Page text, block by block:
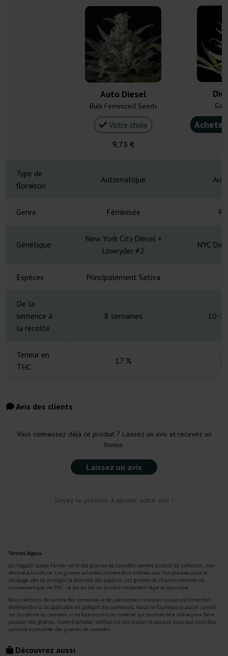
Auto Diesel
Bulk Feminized Seeds
Votre choix
9,75 €
Type de
floraison
Automatique
Genre Féminisée
Génétique
New York City Diesel ×
Lowryder #2
NYC
Espèces Principalement Sativa
De la
semence à
la récolte
8 semaines 10-
Teneur en
THC
17 %
Avis des clients
Vous connaissez déjà ce produit ? Laissez un avis et recevez un
bonus.
Laissez un avis
Soyez le premier à ajouter votre avis !
Découvrez aussi